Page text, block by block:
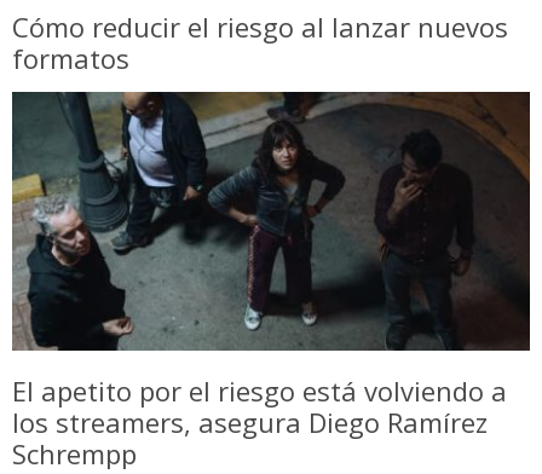
Cómo reducir el riesgo al lanzar nuevos
formatos
El apetito por el riesgo está volviendo a
los streamers, asegura Diego Ramírez
Schrempp